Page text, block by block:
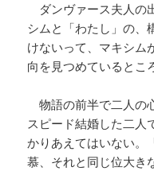
ダンヴァース夫人の
シムと「わたし」の、
けないって、マキシム
向を見つめているとこ
物語の前半で二人の
スピード結婚した二人
かりあえてはいない。
慕、それと同じ位大き